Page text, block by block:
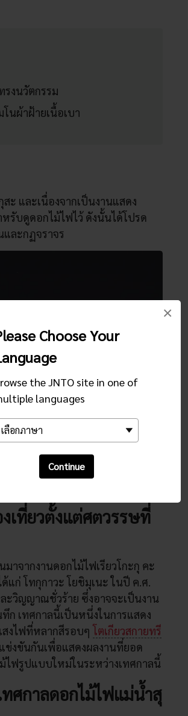
Choose Your
the JNTO site in one of
languages
Continue
×
งนวัตกรรม
นผ้าฝ้ายเนื้อเบา
ะ และเนื่องจากเป็นงานแสดง
รับดูดอกไม้ไฟไว้ ดังนั้นได้โปรด
ละกฏจราจร
เที่ยวตั้งแต่ศตวรรษที่
าจากงานดอกไม้ไฟเรียวโกะกุ คะ
ก่ โทกุกาวะ โยชิมุเนะ ในปี ค.ศ.
ะวิญญาณชั่วร้าย ซึ่งอาจจะเป็นงาน
ก เทศกาลนี้เป็นหนึ่งในการแสดง
งไฟที่หลากสีรอบๆ โตเกียวสกายทรี
งขันกันเพื่อแสดงผลงานที่ยอด
ไฟรูปแบบใหม่ในระหว่างเทศกาลนี้
ศกาลดอกไม้ไฟแม่น้ำสุ